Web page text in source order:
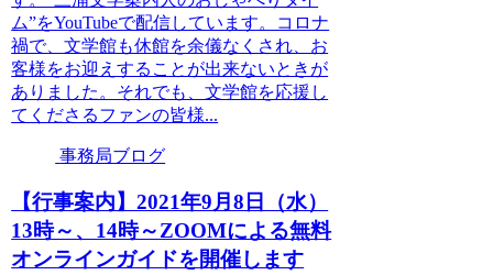
ム”をYouTubeで配信しています。コロナ
禍で、文学館も休館を余儀なくされ、お
客様をお迎えすることが出来ないときが
ありました。それでも、文学館を応援し
てくださるファンの皆様...
事務局ブログ
【行事案内】2021年9月8日（水）
13時～、14時～ZOOMによる無料
オンラインガイドを開催します